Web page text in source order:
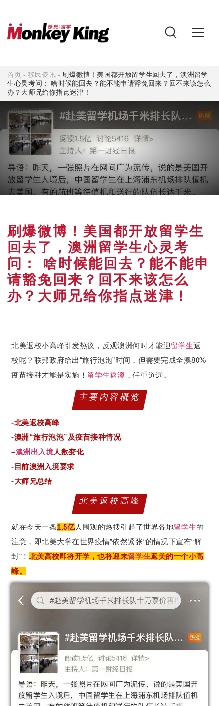
首页 -移民资讯- 刷爆微博！美国都开放留学生回去了，澳洲留学
生心灵考问： 啥时候能回去？能不能申请豁免回来？回不来该怎么
办？大师兄给你指点迷津！
刷爆微博！美国都开放留学生
回去了，澳洲留学生心灵考
问： 啥时候能回去？能不能申
请豁免回来？回不来该怎么
办？大师兄给你指点迷津！
北美返校小高峰引发热议，反观澳洲何时才能迎留学生返
校呢？联邦政府给出“旅行泡泡”时间，但需要完成全澳80%
疫苗接种才能是实施！ 留学生返澳 ，任重道远。
主要内容概览
-北美返校高峰
-澳洲“旅行泡泡”及疫苗接种情况
–澳洲出入境人数变化
-目前澳洲入境要求
-大师兄总结
北美返校高峰
就在今天一条1.5亿人围观的热搜引起了世界各地留学生的
注意，即北美大学在世界疫情”依然紧张“的情况下宣布“解
封”！ 北美高校即将开学，也将迎来留学生返美的一个小高
峰。